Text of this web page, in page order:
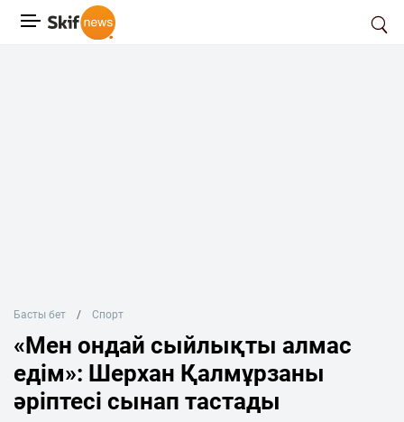
Басты бет Спорт
«Мен ондай сыйлықты алмас
едім»: Шерхан Қалмұрзаны
әріптесі сынап тастады